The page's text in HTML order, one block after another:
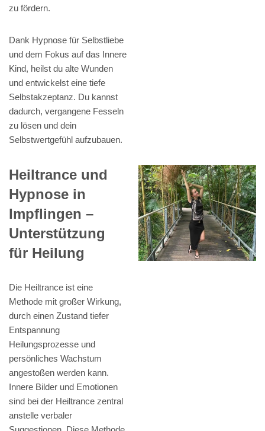
zu fördern.
Dank Hypnose für Selbstliebe
und dem Fokus auf das Innere
Kind, heilst du alte Wunden
und entwickelst eine tiefe
Selbstakzeptanz. Du kannst
dadurch, vergangene Fesseln
zu lösen und dein
Selbstwertgefühl aufzubauen.
Heiltrance und
Hypnose in
Impflingen –
Unterstützung
für Heilung
Die Heiltrance ist eine
Methode mit großer Wirkung,
durch einen Zustand tiefer
Entspannung
Heilungsprozesse und
persönliches Wachstum
angestoßen werden kann.
Innere Bilder und Emotionen
sind bei der Heiltrance zentral
anstelle verbaler